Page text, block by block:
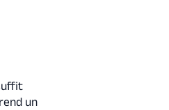
un